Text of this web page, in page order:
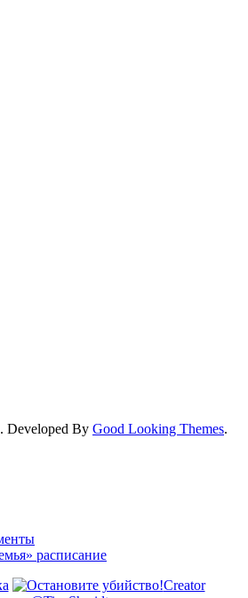
. Developed By Good Looking Themes.
расписание
Creator